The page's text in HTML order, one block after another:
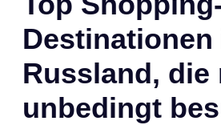
Destinationen
Russland, die
unbedingt